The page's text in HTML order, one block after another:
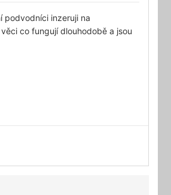
podvodníci inzeruji na
co fungují dlouhodobě a jsou